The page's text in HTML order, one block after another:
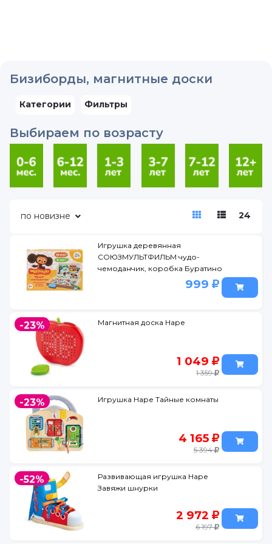
Бизиборды, магнитные доски
Категории Фильтры
Выбираем по возрасту
по новизне 24
Игрушка деревянная
СОЮЗМУЛЬТФИЛЬМ чудо-
чемоданчик, коробка Буратино
999
-23% Магнитная доска Наре
1 049
1 359
-23% Игрушка Наре Тайные комнаты
4 165
5 394
-52%
Развивающая игрушка Наре
Завяжи шнурки
2 972
6 197